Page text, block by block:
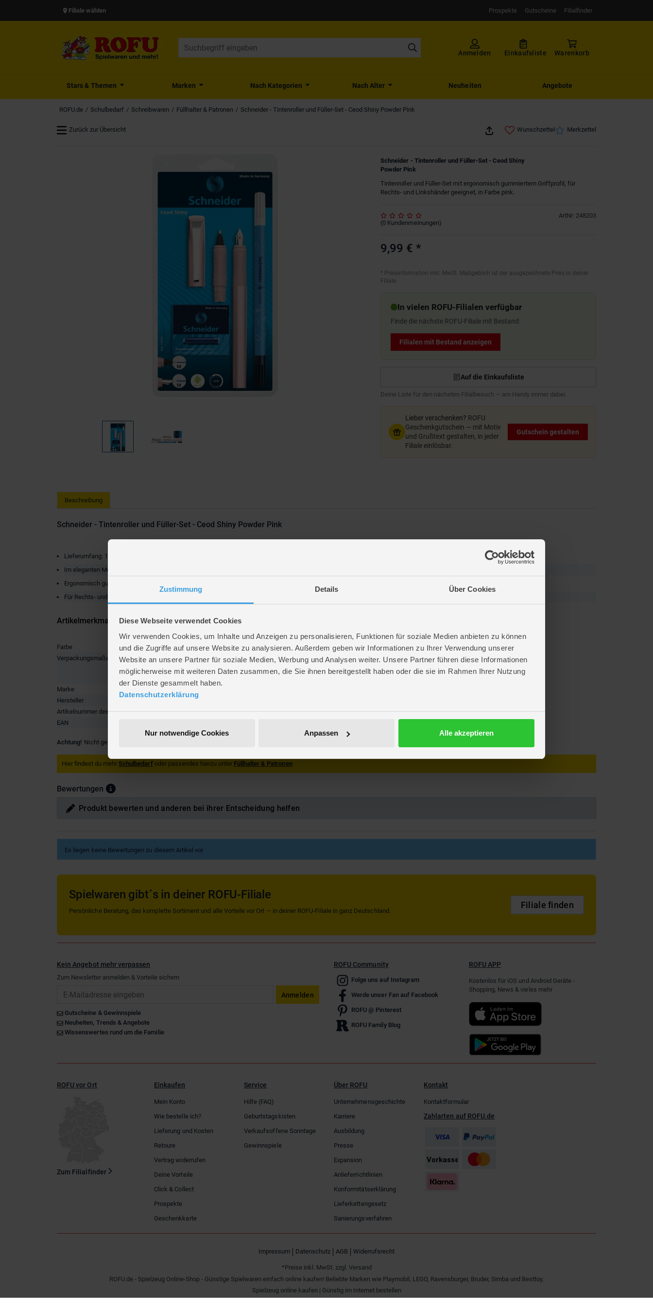
Zustimmung Details Über Cookies
Diese Webseite verwendet Cookies
Wir verwenden Cookies, um Inhalte und Anzeigen zu personalisieren, Funktionen für soziale Medien anbieten zu können
und die Zugriffe auf unsere Website zu analysieren. Außerdem geben wir Informationen zu Ihrer Verwendung unserer
Website an unsere Partner für soziale Medien, Werbung und Analysen weiter. Unsere Partner führen diese Informationen
möglicherweise mit weiteren Daten zusammen, die Sie ihnen bereitgestellt haben oder die sie im Rahmen Ihrer Nutzung
der Dienste gesammelt haben.
Datenschutzerklärung
Nur notwendige Cookies Anpassen Alle akzeptieren
Filiale wählen Prospekte Gutscheine Filialfinder
Anmelden Einkaufsliste Warenkorb
Stars & Themen Marken Nach Kategorien Nach Alter Neuheiten Angebote
ROFU.de Schulbedarf Schreibwaren Füllhalter & Patronen Schneider - Tintenroller und Füller-Set - Ceod Shiny Powder Pink
Zurück zur Übersicht Wunschzettel Merkzettel
Schneider - Tintenroller und Füller-Set - Ceod Shiny
Powder Pink
Tintenroller und Füller-Set mit ergonomisch gummiertem Griffprofil, für
Rechts- und Linkshänder geeignet, in Farbe pink.
ArtNr: 248203
(0 Kundenmeinungen)
9,99 € *
* Preisinformation inkl. MwSt. Maßgeblich ist der ausgezeichnete Preis in deiner
Filiale.
In vielen ROFU-Filialen verfügbar
Finde die nächste ROFU-Filiale mit Bestand:
Filialen mit Bestand anzeigen
Auf die Einkaufsliste
Deine Liste für den nächsten Filialbesuch — am Handy immer dabei.
Lieber verschenken? ROFU
Geschenkgutschein — mit Motiv
und Grußtext gestalten, in jeder
Filiale einlösbar.
Gutschein gestalten
Beschreibung
Schneider - Tintenroller und Füller-Set - Ceod Shiny Powder Pink
Lieferumfang: 1 x Tintenroller und Füller Set
Im eleganten Metallic-Look
Ergonomisch gummiertes Griffprofil
Für Rechts- und Linkshänder geeignet
Artikelmerkmale
Farbe
pink
Verpackungsmaße
Länge ca. 9,8 cm
Breite ca. 19 cm
Höhe ca. 2,3 cm
Marke
Hersteller
Schneider
Artikelnummer des Herstellers
50-74869
EAN
Achtung! Nicht geeignet für Kinder unter 3 Jahren. Verschluckbare Kleinteile. Erstickungsgefahr!
Hier findest du mehr Schulbedarfoder passendes hierzu unter Füllhalter & Patronen
Bewertungen
Produkt bewerten und anderen bei ihrer Entscheidung helfen
Es liegen keine Bewertungen zu diesem Artikel vor.
Spielwaren gibt´s in deiner ROFU-Filiale
Persönliche Beratung, das komplette Sortiment und alle Vorteile vor Ort — in deiner ROFU-Filiale in ganz Deutschland.
Filiale finden
Kein Angebot mehr verpassen
Zum Newsletter anmelden & Vorteile sichern
Anmelden
Gutscheine & Gewinnspiele
Neuheiten, Trends & Angebote
Wissenswertes rund um die Familie
ROFU Community
Folge uns auf Instagram
Werde unser Fan auf Facebook
ROFU @ Pinterest
ROFU Family Blog
ROFU APP
Kostenlos für iOS und Android Geräte -
Shopping, News & vieles mehr
ROFU vor Ort
Zum Filialfinder
Einkaufen
Mein Konto
Wie bestelle ich?
Lieferung und Kosten
Retoure
Vertrag widerrufen
Deine Vorteile
Click & Collect
Prospekte
Geschenkkarte
Service
Hilfe (FAQ)
Geburtstagskisten
Verkaufsoffene Sonntage
Gewinnspiele
Über ROFU
Unternehmensgeschichte
Karriere
Ausbildung
Presse
Expansion
Anlieferrichtlinien
Konformitätserklärung
Lieferkettengesetz
Sanierungsverfahren
Kontakt
Kontaktformular
Zahlarten auf ROFU.de
Impressum Datenschutz AGB Widerrufsrecht
*Preise inkl. MwSt. zzgl. Versand
ROFU.de - Spielzeug Online-Shop - Günstige Spielwaren einfach online kaufen! Beliebte Marken wie Playmobil, LEGO, Ravensburger, Bruder, Simba und Besttoy.
Spielzeug online kaufen | Günstig im Internet bestellen